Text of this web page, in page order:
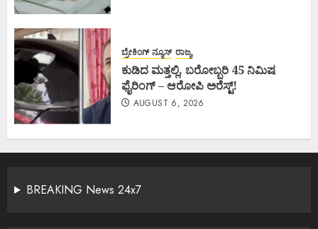
ಬ್ರೇಕಿಂಗ್ ನ್ಯೂಸ್ ರಾಜ್ಯ
ಕುಡಿದ ಮತ್ತಲ್ಲಿ, ಬರೋಬ್ಬರಿ 45 ನಿಮಿಷ
ಫೈರಿಂಗ್ – ಆರೋಪಿ ಅರೆಸ್ಟ್!
AUGUST 6, 2026
BREAKING News 24x7